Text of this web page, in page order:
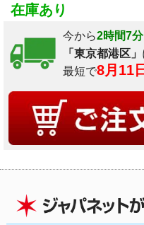
在庫あり
今から2時間7
「東京都港区」
最短で8月11